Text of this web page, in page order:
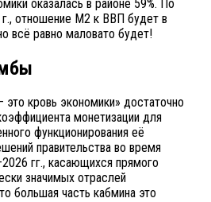
оказалась в районе 59%. По
г., отношение М2 к ВВП будет в
всё равно маловато будет!
это кровь экономики» достаточно
монетизации для
функционирования её
правительства во время
гг., касающихся прямого
значимых отраслей
большая часть кабмина это